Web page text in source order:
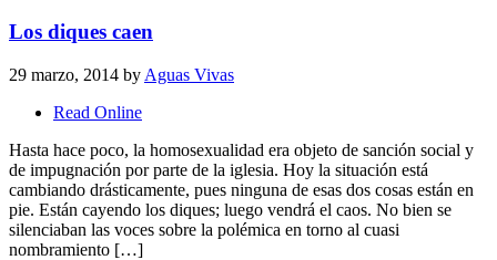
Los diques caen
29 marzo, 2014 by Aguas Vivas
Read Online
Hasta hace poco, la homosexualidad era objeto de sanción social y
de impugnación por parte de la iglesia. Hoy la situación está
cambiando drásticamente, pues ninguna de esas dos cosas están en
pie. Están cayendo los diques; luego vendrá el caos. No bien se
silenciaban las voces sobre la polémica en torno al cuasi
nombramiento […]